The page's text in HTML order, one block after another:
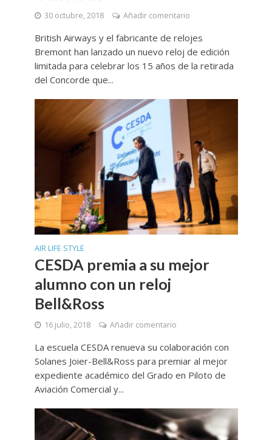
30 octubre, 2018 Añadir comentario
British Airways y el fabricante de relojes
Bremont han lanzado un nuevo reloj de edición
limitada para celebrar los 15 años de la retirada
del Concorde que...
AIR LIFE STYLE
CESDA premia a su mejor
alumno con un reloj
Bell&Ross
16 julio, 2018 Añadir comentario
La escuela CESDA renueva su colaboración con
Solanes Joier-Bell&Ross para premiar al mejor
expediente académico del Grado en Piloto de
Aviación Comercial y...